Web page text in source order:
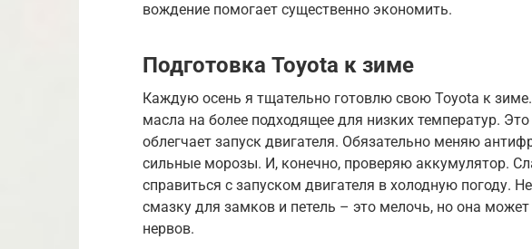
вождение помогает существенно экономить.
Подготовка Toyota к зиме
Каждую осень я тщательно готовлю свою Toyota к
масла на более подходящее для низких температур.
облегчает запуск двигателя. Обязательно меняю
сильные морозы. И, конечно, проверяю аккумулятор.
справиться с запуском двигателя в холодную погоду.
смазку для замков и петель – это мелочь, но она
нервов.